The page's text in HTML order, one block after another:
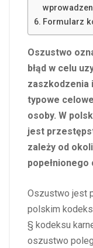
Formularz
Oszustwo
błąd w celu
zaszkodzenia
typowe
osoby. W
jest
zależy od
popełnionego
Oszustwo jest
polskim
§ kodeksu
oszustwo